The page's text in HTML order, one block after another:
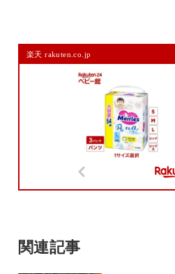
メールアドレスは公開されません。
また、コメント欄には、必ず日本語を
サイト
楽天 rakuten.co.jp
関連記事